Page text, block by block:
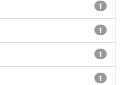
1
1
1
1